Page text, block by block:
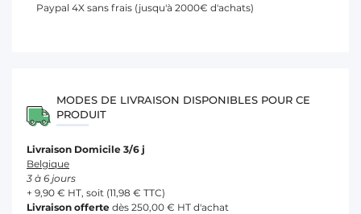
Paypal 4X sans frais (jusqu'à 2000€ d'achats)
MODES DE LIVRAISON DISPONIBLES POUR CE
PRODUIT
Livraison Domicile 3/6 j
Belgique
3 à 6 jours
+ 9,90 € HT, soit (11,98 € TTC)
Livraison offerte dès 250,00 € HT d'achat